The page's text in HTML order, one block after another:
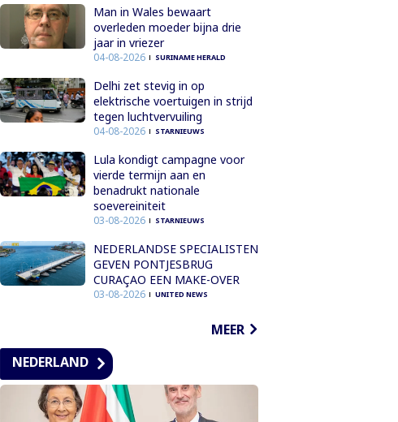
Man in Wales bewaart
overleden moeder bijna drie
jaar in vriezer
04-08-2026 SURINAME HERALD
Delhi zet stevig in op
elektrische voertuigen in strijd
tegen luchtvervuiling
04-08-2026 STARNIEUWS
Lula kondigt campagne voor
vierde termijn aan en
benadrukt nationale
soevereiniteit
03-08-2026 STARNIEUWS
NEDERLANDSE SPECIALISTEN
GEVEN PONTJESBRUG
CURAÇAO EEN MAKE-OVER
03-08-2026 UNITED NEWS
MEER
NEDERLAND